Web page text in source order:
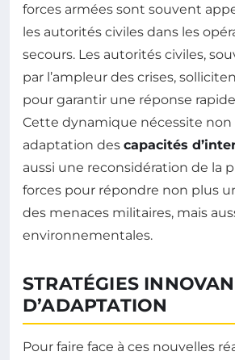
forces armées sont souvent
les autorités civiles dans les
secours. Les autorités civiles,
par l’ampleur des crises,
pour garantir une réponse
Cette dynamique nécessite
adaptation des capacités
aussi une reconsidération de la
forces pour répondre non plus
des menaces militaires, mais
environnementales.
STRATÉGIES
D’ADAPTATION
Pour faire face à ces nouvelles